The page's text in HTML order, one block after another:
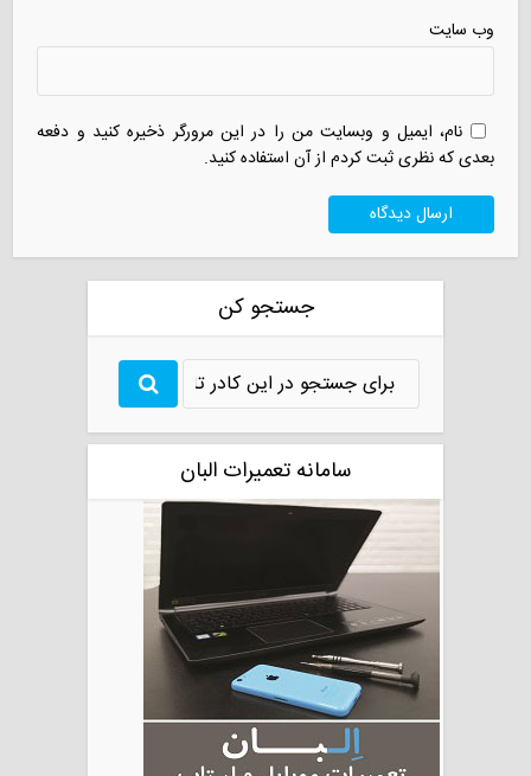
وب سایت
نام، ایمیل و وبسایت من را در این مرورگر ذخیره کنید و دفعه
بعدی که نظری ثبت کردم از آن استفاده کنید.
جستجو کن
سامانه تعمیرات البان